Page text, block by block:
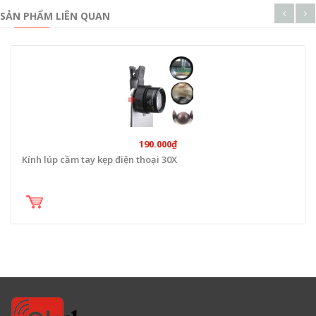
SẢN PHẨM LIÊN QUAN
190.000₫
Kính lúp cầm tay kẹp điện thoại 30X